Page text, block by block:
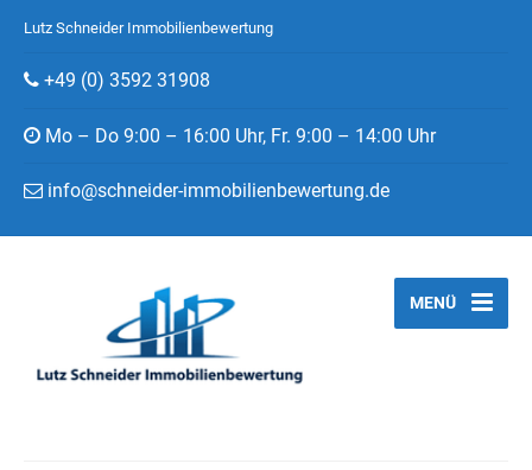
Lutz Schneider Immobilienbewertung
+49 (0) 3592 31908
Mo – Do 9:00 – 16:00 Uhr, Fr. 9:00 – 14:00 Uhr
info@schneider-immobilienbewertung.de
MENÜ